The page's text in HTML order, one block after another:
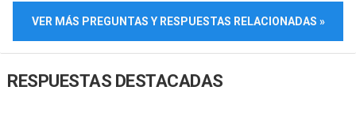
VER MÁS PREGUNTAS Y RESPUESTAS RELACIONADAS »
RESPUESTAS DESTACADAS